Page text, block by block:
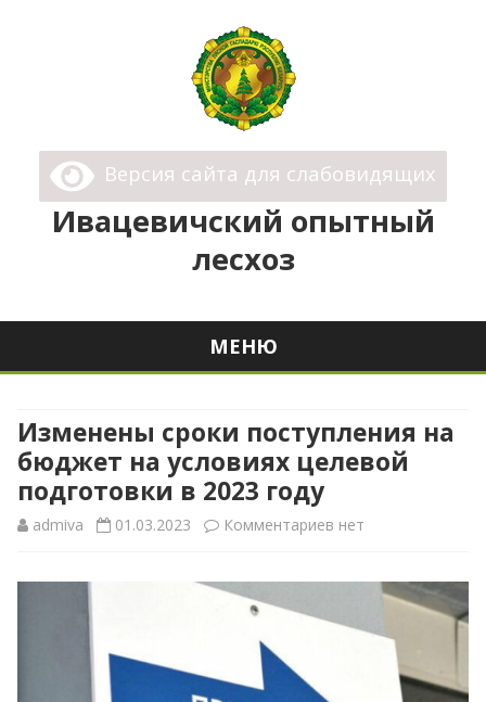
Ивацевичский опытный лесхоз
Государственное Опытное Лесохозяйственное
Учреждение "Ивацевичский опытный лесхоз"
Версия сайта для слабовидящих
Ивацевичский опытный
лесхоз
МЕНЮ
Перейти
содержимому
Изменены сроки поступления на
бюджет на условиях целевой
подготовки в 2023 году
admiva 01.03.2023 Комментариев к
Изменены
сроки
поступления
нет